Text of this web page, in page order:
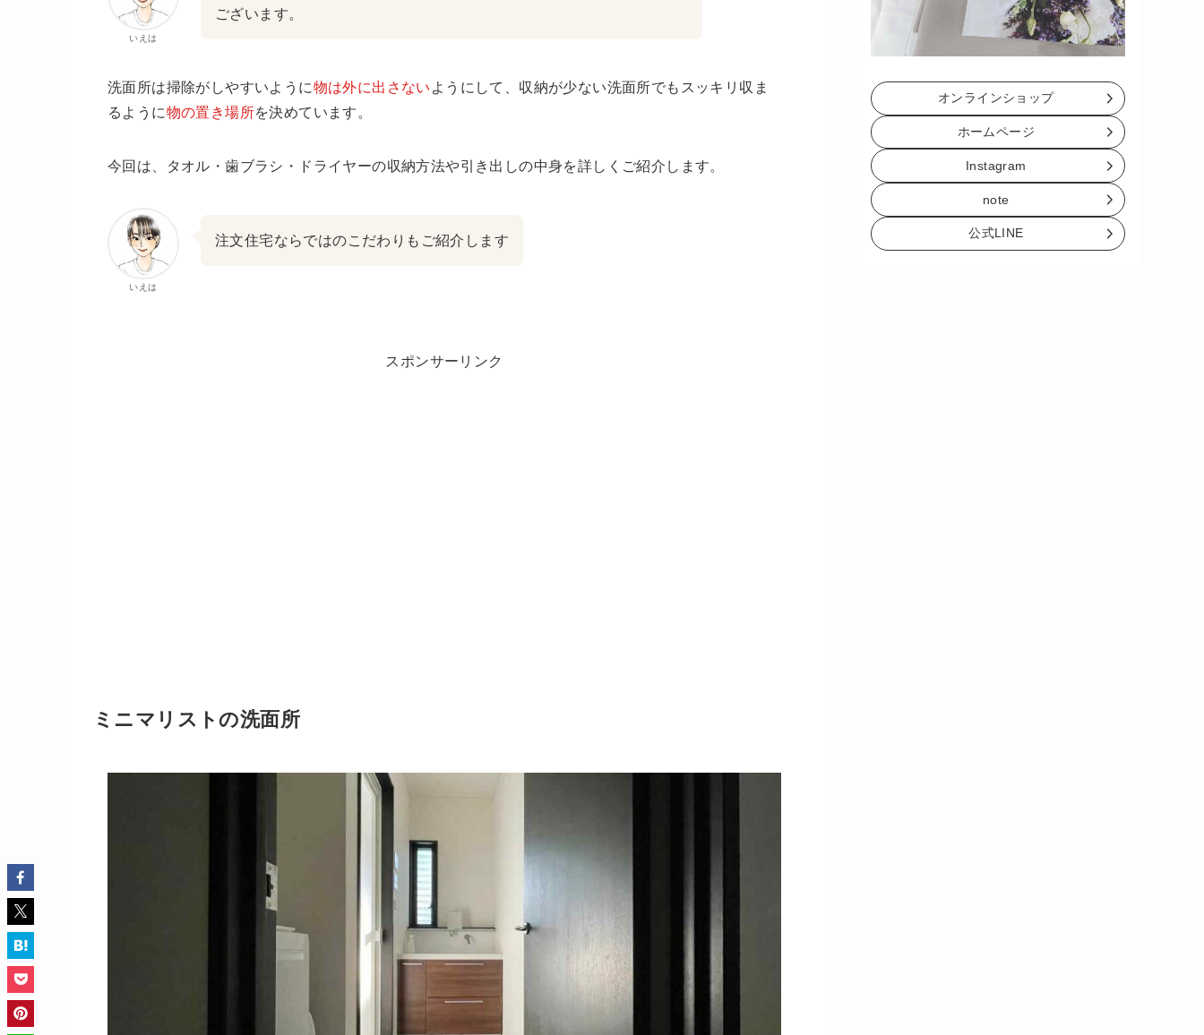
いえは
ございます。
洗面所は掃除がしやすいように物は外に出さない ようにして、収納が少ない洗面所でもスッキリ収ま
るように物の置き場所を決めています。
今回は、タオル・歯ブラシ・ドライヤーの収納方法や引き出しの中身を詳しくご紹介します。
いえは
注文住宅ならではのこだわりもご紹介します
スポンサーリンク
ミニマリストの洗面所
オンラインショップ
ホームページ
Instagram
note
公式LINE